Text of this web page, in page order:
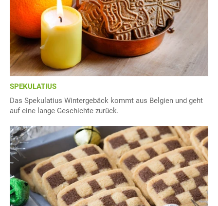
SPEKULATIUS
Das Spekulatius Wintergebäck kommt aus Belgien und geht
auf eine lange Geschichte zurück.